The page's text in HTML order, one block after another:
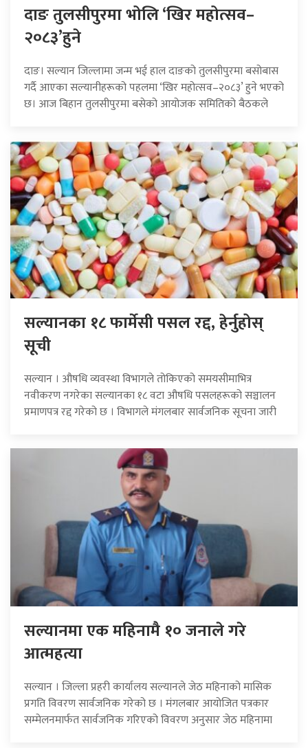
दाङ तुलसीपुरमा भोलि ‘खिर महोत्सव–
२०८३’हुने
दाङ। सल्यान जिल्लामा जन्म भई हाल दाङको तुलसीपुरमा बसोबास
गर्दै आएका सल्यानीहरूको पहलमा ‘खिर महोत्सव–२०८३’ हुने भएको
छ। आज बिहान तुलसीपुरमा बसेको आयोजक समितिको बैठकले
सल्यानका १८ फार्मेसी पसल रद्द, हेर्नुहोस्
सूची
सल्यान । औषधि व्यवस्था विभागले तोकिएको समयसीमाभित्र
नवीकरण नगरेका सल्यानका १८ वटा औषधि पसलहरूको सञ्चालन
प्रमाणपत्र रद्द गरेको छ । विभागले मंगलबार सार्वजनिक सूचना जारी
सल्यानमा एक महिनामै १० जनाले गरे
आत्महत्या
सल्यान । जिल्ला प्रहरी कार्यालय सल्यानले जेठ महिनाको मासिक
प्रगति विवरण सार्वजनिक गरेको छ । मंगलबार आयोजित पत्रकार
सम्मेलनमार्फत सार्वजनिक गरिएको विवरण अनुसार जेठ महिनामा